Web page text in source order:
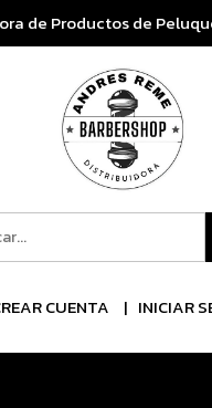
de Productos de
CUENTA INICIAR